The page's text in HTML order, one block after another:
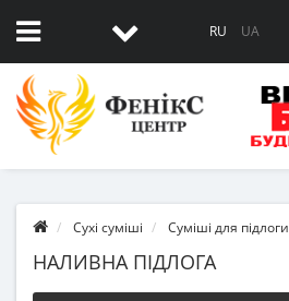
RU UA
Сухі суміші Суміші для підлоги
НАЛИВНА ПІДЛОГА